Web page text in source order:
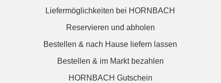
Liefermöglichkeiten bei HORNBACH
Reservieren und abholen
Bestellen & nach Hause liefern lassen
Bestellen & im Markt bezahlen
HORNBACH Gutschein